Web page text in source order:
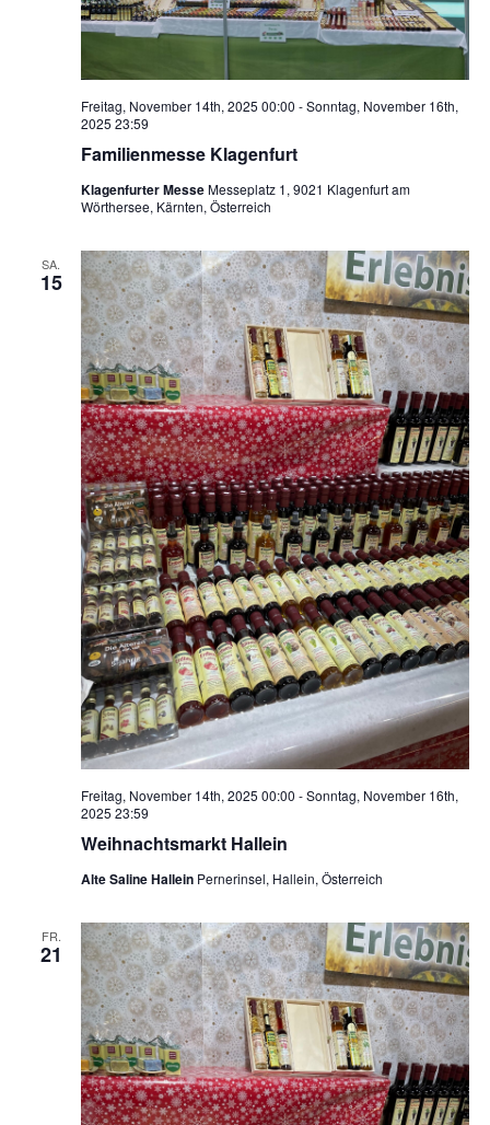
Familienmesse Klagenfurt
Freitag, November 14th, 2025 00:00 -Sonntag, November 16th,
2025 23:59
Klagenfurter MesseMesseplatz 1, 9021 Klagenfurt am
Wörthersee, Kärnten, Österreich
SA.
15
Weihnachtsmarkt Hallein
Freitag, November 14th, 2025 00:00 -Sonntag, November 16th,
2025 23:59
Alte Saline Hallein Pernerinsel, Hallein, Österreich
FR.
21